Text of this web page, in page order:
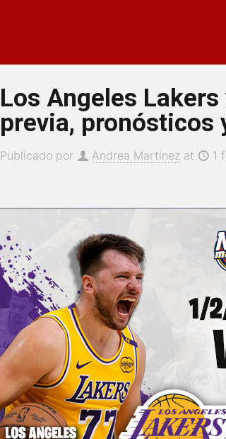
Los Angeles
previa, pronósticos
Publicado por Andrea Martinez at 1